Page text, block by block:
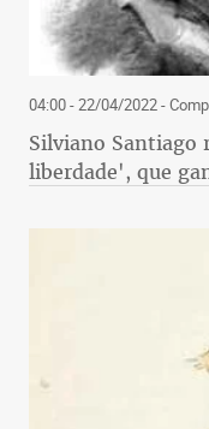
04:00 - 22/04/2022-
Silviano Santiago
liberdade', que